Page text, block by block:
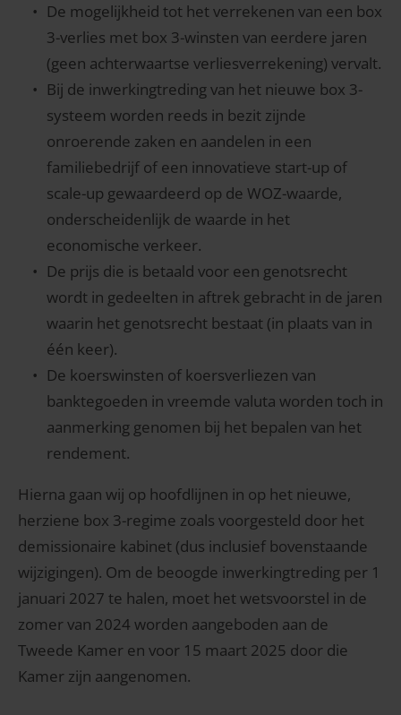
De mogelijkheid tot het verrekenen van een box
3-verlies met box 3-winsten van eerdere jaren
(geen achterwaartse verliesverrekening) vervalt.
Bij de inwerkingtreding van het nieuwe box 3-
systeem worden reeds in bezit zijnde
onroerende zaken en aandelen in een
familiebedrijf of een innovatieve start-up of
scale-up gewaardeerd op de WOZ-waarde,
onderscheidenlijk de waarde in het
economische verkeer.
De prijs die is betaald voor een genotsrecht
wordt in gedeelten in aftrek gebracht in de jaren
waarin het genotsrecht bestaat (in plaats van in
één keer).
De koerswinsten of koersverliezen van
banktegoeden in vreemde valuta worden toch in
aanmerking genomen bij het bepalen van het
rendement.
Hierna gaan wij op hoofdlijnen in op het nieuwe,
herziene box 3-regime zoals voorgesteld door het
demissionaire kabinet (dus inclusief bovenstaande
wijzigingen). Om de beoogde inwerkingtreding per 1
januari 2027 te halen, moet het wetsvoorstel in de
zomer van 2024 worden aangeboden aan de
Tweede Kamer en voor 15 maart 2025 door die
Kamer zijn aangenomen.